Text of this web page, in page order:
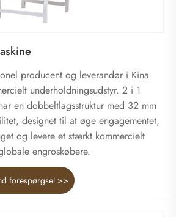
producent og leverandør i Kina
underholdningsudstyr. 2 i 1
en dobbeltlagsstruktur med 32 mm
designet til at øge engagementet,
og levere et stærkt kommercielt
engroskøbere.
forespørgsel >>